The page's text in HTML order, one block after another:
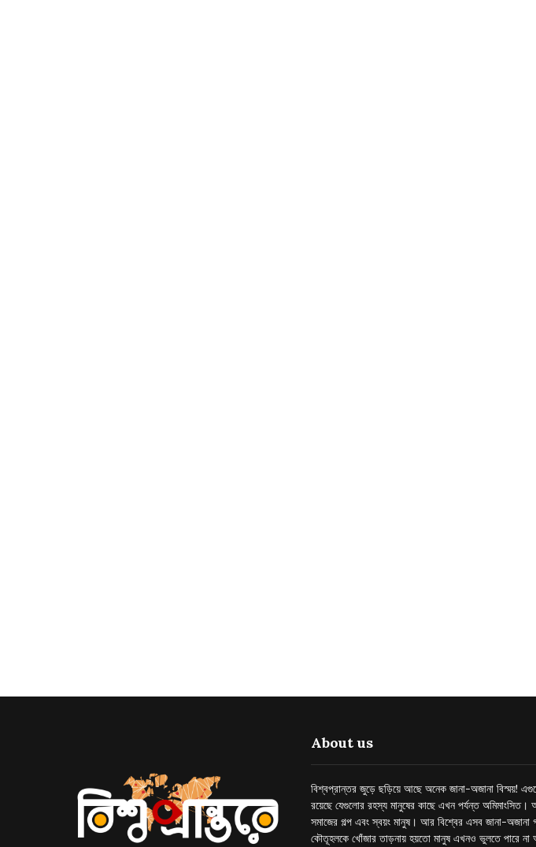
About us
বিশ্বপ্রান্তর জুড়ে ছড়িয়ে আছে অনেক জানা-অজানা বিস্ময়!
রয়েছে যেগুলোর রহস্য মানুষের কাছে এখন পর্যন্ত
সমাজের গল্প এবং স্বয়ং মানুষ। আর বিশ্বের এসব জানা-
কৌতূহলকে খোঁজার তাড়নায় হয়তো মানুষ এখনও ভুলতে পারে